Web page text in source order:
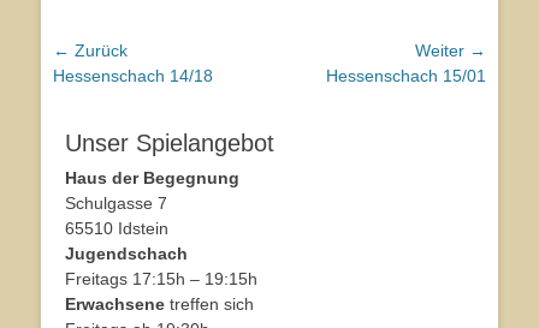
Beitragsnavigation
← Zurück
Vorhergehender
Hessenschach 14/18
Weiter →
NächsterHessenschach 15/01
Unser Spielangebot
Haus der Begegnung
Schulgasse 7
65510 Idstein
Jugendschach
Freitags 17:15h – 19:15h
Erwachsene treffen sich